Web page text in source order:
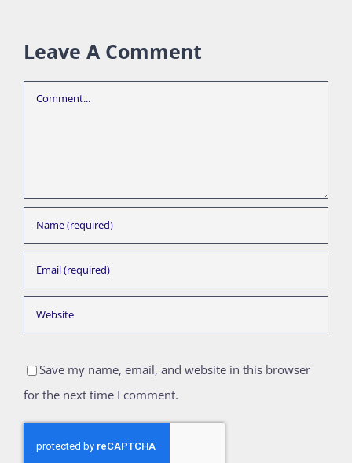
Leave A Comment
Comment
Save my name, email, and website in this browser
for the next time I comment.